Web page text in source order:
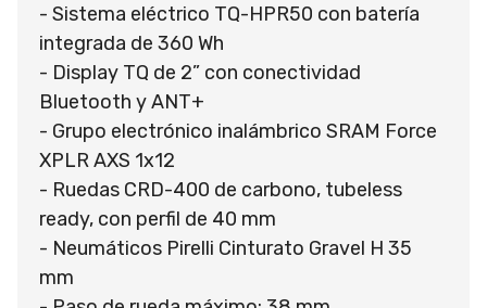
- Sistema eléctrico TQ-HPR50 con batería
integrada de 360 Wh
- Display TQ de 2” con conectividad
Bluetooth y ANT+
- Grupo electrónico inalámbrico SRAM Force
XPLR AXS 1x12
- Ruedas CRD-400 de carbono, tubeless
ready, con perfil de 40 mm
- Neumáticos Pirelli Cinturato Gravel H 35
mm